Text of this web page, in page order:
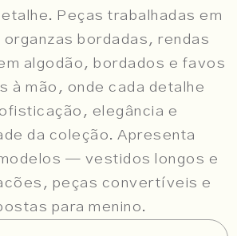
Peças trabalhadas em
organzas bordadas, rendas
algodão, bordados e favos
à mão, onde cada detalhe
elegância e
da coleção. Apresenta
— vestidos longos e
peças convertíveis e
para menino.